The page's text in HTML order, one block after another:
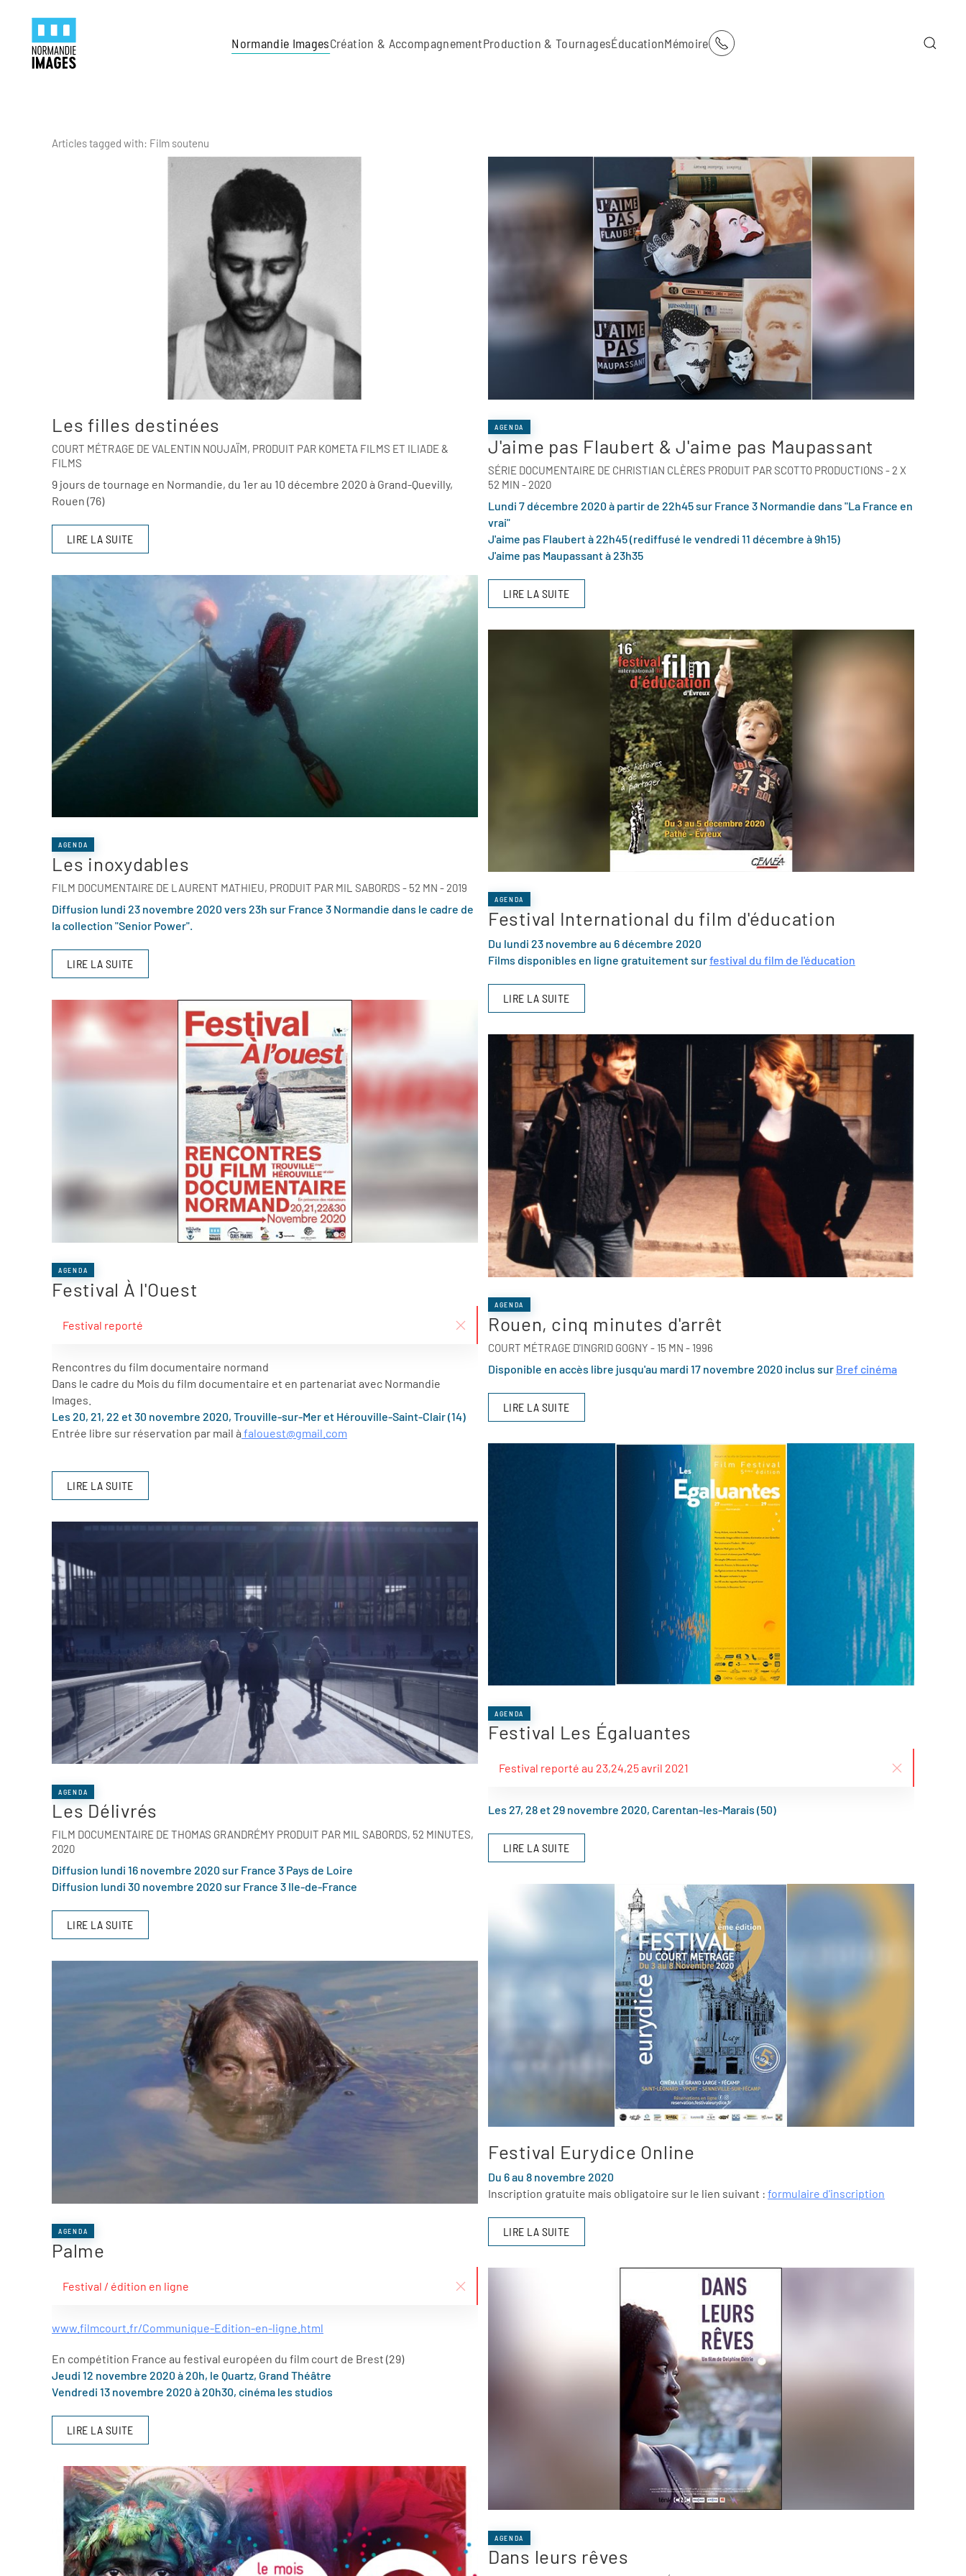
Skip to main content
Normandie ImagesCréation & AccompagnementProduction & TournagesÉducationMémoire
Articles tagged with: Film soutenu
Les filles destinées
COURT MÉTRAGE DE VALENTIN NOUJAÏM, PRODUIT PAR KOMETA FILMS ET ILIADE &
FILMS
9 jours de tournage en Normandie, du 1er au 10 décembre 2020 à Grand-Quevilly,
Rouen (76)
LIRE LA SUITE
AGENDA
Les inoxydables
FILM DOCUMENTAIRE DE LAURENT MATHIEU, PRODUIT PAR MIL SABORDS - 52 MN - 2019
Diffusion lundi 23 novembre 2020 vers 23h sur France 3 Normandie dans le cadre de
la collection "Senior Power".
LIRE LA SUITE
AGENDA
Festival À l'Ouest
Festival reporté
Rencontres du film documentaire normand
Dans le cadre du Mois du film documentaire et en partenariat avec Normandie
Images.
Les 20, 21, 22 et 30 novembre 2020, Trouville-sur-Mer et Hérouville-Saint-Clair (14)
Entrée libre sur réservation par mail à falouest@gmail.com
LIRE LA SUITE
AGENDA
Les Délivrés
FILM DOCUMENTAIRE DE THOMAS GRANDRÉMY PRODUIT PAR MIL SABORDS, 52 MINUTES,
2020
Diffusion lundi 16 novembre 2020 sur France 3 Pays de Loire
Diffusion lundi 30 novembre 2020 sur France 3 Ile-de-France
LIRE LA SUITE
AGENDA
Palme
Festival / édition en ligne
www.filmcourt.fr/Communique-Edition-en-ligne.html
En compétition France au festival européen du film court de Brest (29)
Jeudi 12 novembre 2020 à 20h, le Quartz, Grand Théâtre
Vendredi 13 novembre 2020 à 20h30, cinéma les studios
LIRE LA SUITE
AGENDA
J'aime pas Flaubert & J'aime pas Maupassant
SÉRIE DOCUMENTAIRE DE CHRISTIAN CLÈRES PRODUIT PAR SCOTTO PRODUCTIONS - 2 X
52 MIN - 2020
Lundi 7 décembre 2020 à partir de 22h45 sur France 3 Normandie dans "La France en
vrai"
J'aime pas Flaubert à 22h45 (rediffusé le vendredi 11 décembre à 9h15)
J'aime pas Maupassant à 23h35
LIRE LA SUITE
AGENDA
Festival International du film d'éducation
Du lundi 23 novembre au 6 décembre 2020
Films disponibles en ligne gratuitement surfestival du film de l'éducation
LIRE LA SUITE
AGENDA
Rouen, cinq minutes d'arrêt
COURT MÉTRAGE D'INGRID GOGNY - 15 MN - 1996
Disponible en accès libre jusqu'au mardi 17 novembre 2020 inclus sur Bref cinéma
LIRE LA SUITE
AGENDA
Festival Les Égaluantes
Festival reporté au 23,24,25 avril 2021
Les 27, 28 et 29 novembre 2020, Carentan-les-Marais (50)
LIRE LA SUITE
Festival Eurydice Online
Du 6 au 8 novembre 2020
Inscription gratuite mais obligatoire sur le lien suivant : formulaire d'inscription
LIRE LA SUITE
AGENDA
Dans leurs rêves